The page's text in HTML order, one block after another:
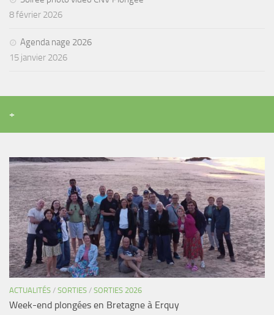
Formations
Vidéo
NAGE
NAP / NEV
Agenda
Les Palmes du Lac
Résultats Compétitions
MATERIEL
8 février 2026
Agenda nage 2026
15 janvier 2026
+
ACTUALITÉS / SORTIES / SORTIES 2026
Week-end plongées en Bretagne à Erquy